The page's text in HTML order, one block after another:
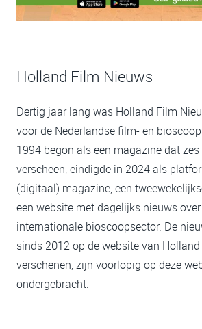
Holland Film Nieuws
Dertig jaar lang was Holland Film
voor de Nederlandse film- en
1994 begon als een magazine dat zes
verscheen, eindigde in 2024 als
(digitaal) magazine, een
een website met dagelijks nieuws
internationale bioscoopsector. De
sinds 2012 op de website van
verschenen, zijn voorlopig op deze
ondergebracht.